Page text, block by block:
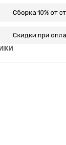
Сборка 10% от
Скидки при